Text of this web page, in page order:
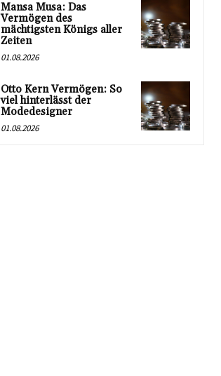
Mansa Musa: Das
Vermögen des
mächtigsten Königs aller
Zeiten
01.08.2026
Otto Kern Vermögen: So
viel hinterlässt der
Modedesigner
01.08.2026